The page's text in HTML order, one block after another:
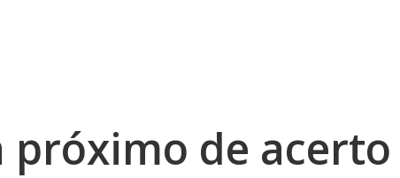
próximo de acerto